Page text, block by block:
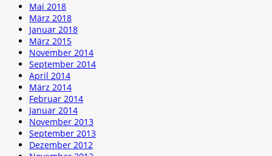
Mai 2018
März 2018
Januar 2018
März 2015
November 2014
September 2014
April 2014
März 2014
Februar 2014
Januar 2014
November 2013
September 2013
Dezember 2012